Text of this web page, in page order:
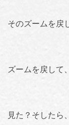
そのズームを戻
ズームを戻して
見た？そしたら